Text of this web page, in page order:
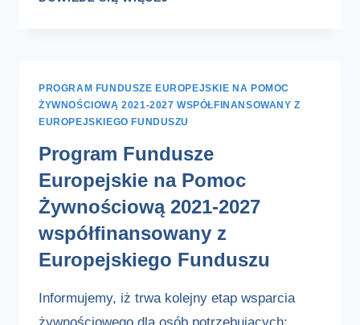
PROGRAM FUNDUSZE EUROPEJSKIE NA POMOC
ŻYWNOŚCIOWĄ 2021-2027 WSPÓŁFINANSOWANY Z
EUROPEJSKIEGO FUNDUSZU
Program Fundusze
Europejskie na Pomoc
Żywnościową 2021-2027
współfinansowany z
Europejskiego Funduszu
Informujemy, iż trwa kolejny etap wsparcia